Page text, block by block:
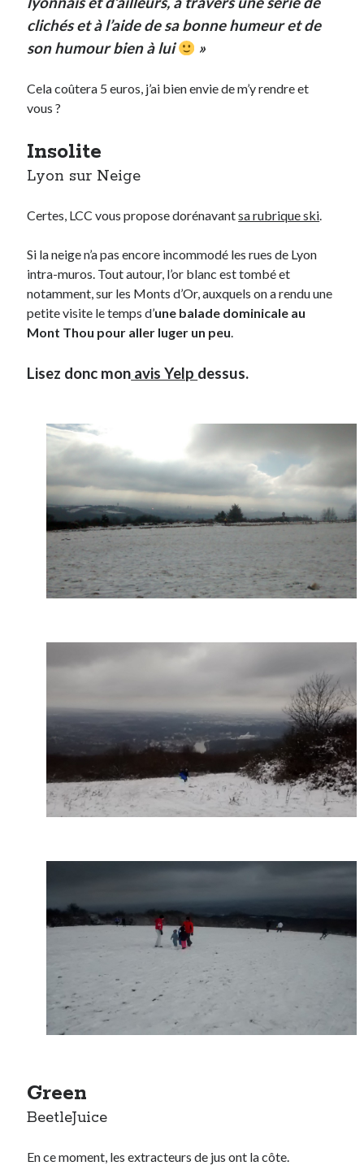
clichés et à l’aide de sa bonne humeur et de
son humour bien à lui
»
Cela coûtera 5 euros, j’ai bien envie de m’y rendre et
vous ?
Insolite
Lyon sur Neige
Certes, LCC vous propose dorénavantsa rubrique ski.
Si la neige n’a pas encore incommodé les rues de Lyon
intra-muros. Tout autour, l’or blanc est tombé et
notamment, sur les Monts d’Or, auxquels on a rendu une
petite visite le temps d’une balade dominicale au
Mont Thou pour aller luger un peu.
Lisez donc mon avis Yelp dessus.
Green
BeetleJuice
En ce moment, les extracteurs de jus ont la côte.